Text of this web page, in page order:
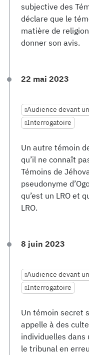
subjective des
déclare que le
matière de
donner son avis.
22 mai 2023
Audience devant
Interrogatoire
Un autre témoin
qu’il ne connaît
Témoins de
pseudonyme
qu’est un LRO et
LRO.
8 juin 2023
Audience devant
Interrogatoire
Un témoin secret
appelle à des
individuelles dans
le tribunal en